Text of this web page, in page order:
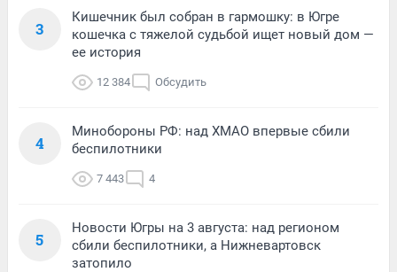
3
Кишечник был собран в гармошку: в Югре
кошечка с тяжелой судьбой ищет новый дом —
ее история
12 384 Обсудить
4
Минобороны РФ: над ХМАО впервые сбили
беспилотники
7 443 4
5
Новости Югры на 3 августа: над регионом
сбили беспилотники, а Нижневартовск
затопило